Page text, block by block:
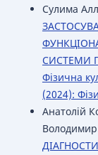
Сулима
СИСТЕМИ
Фізична
(2024):
Анатолій